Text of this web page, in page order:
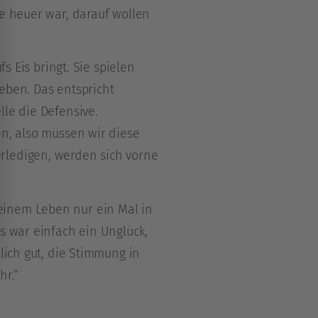
die
zu
regeln.
heuer war, darauf wollen
Eis bringt. Sie spielen
Das entspricht
die Defensive.
also müssen wir diese
werden sich vorne
Leben nur ein Mal in
war einfach ein Unglück,
gut, die Stimmung in